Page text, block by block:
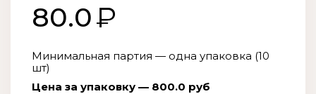
80.0
Минимальная партия — одна упаковка (10
шт)
Цена за упаковку — 800.0 руб